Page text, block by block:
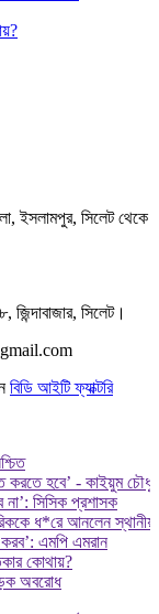
ইসলামপুর, সিলেট থেকে
জিন্দাবাজার, সিলেট।
বিডি আইটি ফ্যাক্টরি
হবে’ - কাইয়ুম চৌধুরী
প্রশাসক
ধ*রে আনলেন স্থানীয়রা
এমপি এমরান